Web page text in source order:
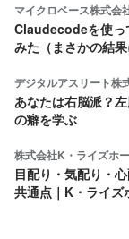
マイクロベース株式会
Claudecodeを使っ
みた（まさかの結果
デジタルアスリート株
あなたは右脳派？
の癖を学ぶ
株式会社K・ライズホ
目配り・気配り・
共通点｜K・ライズ